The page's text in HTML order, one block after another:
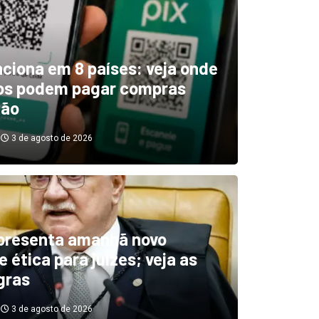
indica El Niño
diminuindo chuvas e
secas de rios
3 de agosto de 2026
em 8 países: veja onde
podem pagar compras
3 de agosto de 2026
amanhã novo
ética para juízes; veja as
3 de agosto de 2026